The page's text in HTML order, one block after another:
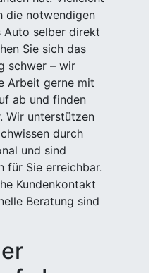
die notwendigen
Auto selber direkt
Sie sich das
schwer – wir
Arbeit gerne mit
ab und finden
Wir unterstützen
durch
und sind
für Sie erreichbar.
Kundenkontakt
Beratung sind